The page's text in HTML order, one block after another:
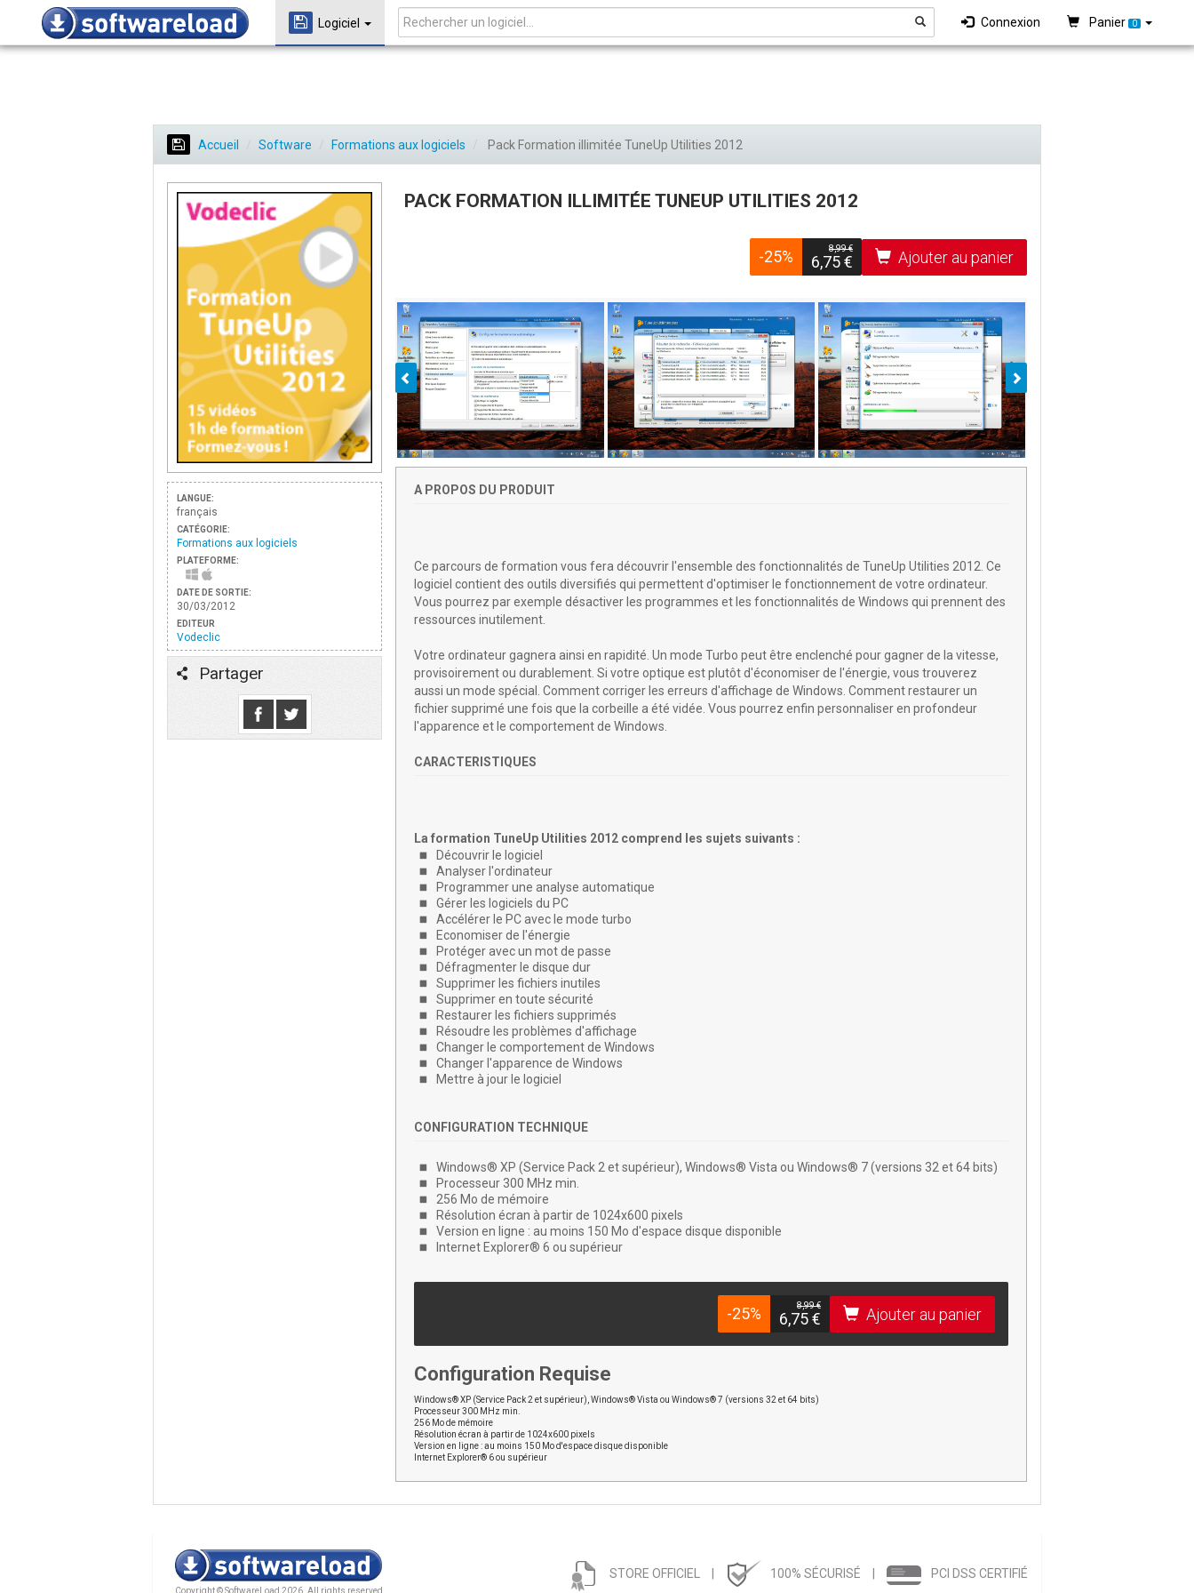
Logiciel Connexion Panier 0
Accueil Software Formations aux logiciels Pack Formation illimitée TuneUp Utilities 2012
PACK FORMATION ILLIMITÉE TUNEUP UTILITIES 2012
-25% 8,99 €
6,75 € Ajouter au panier
Préc.
A PROPOS DU PRODUIT
Ce parcours de formation vous fera découvrir l'ensemble des fonctionnalités de TuneUp Utilities 2012. Ce
logiciel contient des outils diversifiés qui permettent d'optimiser le fonctionnement de votre ordinateur.
Vous pourrez par exemple désactiver les programmes et les fonctionnalités de Windows qui prennent des
ressources inutilement.
Votre ordinateur gagnera ainsi en rapidité. Un mode Turbo peut être enclenché pour gagner de la vitesse,
provisoirement ou durablement. Si votre optique est plutôt d'économiser de l'énergie, vous trouverez
aussi un mode spécial. Comment corriger les erreurs d'affichage de Windows. Comment restaurer un
fichier supprimé une fois que la corbeille a été vidée. Vous pourrez enfin personnaliser en profondeur
l'apparence et le comportement de Windows.
CARACTERISTIQUES
La formation TuneUp Utilities 2012 comprend les sujets suivants :
Découvrir le logiciel
Analyser l'ordinateur
Programmer une analyse automatique
Gérer les logiciels du PC
Accélérer le PC avec le mode turbo
Economiser de l'énergie
Protéger avec un mot de passe
Défragmenter le disque dur
Supprimer les fichiers inutiles
Supprimer en toute sécurité
Restaurer les fichiers supprimés
Résoudre les problèmes d'affichage
Changer le comportement de Windows
Changer l'apparence de Windows
Mettre à jour le logiciel
CONFIGURATION TECHNIQUE
Windows® XP (Service Pack 2 et supérieur), Windows® Vista ou Windows® 7 (versions 32 et 64 bits)
Processeur 300 MHz min.
256 Mo de mémoire
Résolution écran à partir de 1024x600 pixels
Version en ligne : au moins 150 Mo d'espace disque disponible
Internet Explorer® 6 ou supérieur
-25% 8,99 €
6,75 € Ajouter au panier
Configuration Requise
Windows® XP (Service Pack 2 et supérieur), Windows® Vista ou Windows® 7 (versions 32 et 64 bits)
Processeur 300 MHz min.
256 Mo de mémoire
Résolution écran à partir de 1024x600 pixels
Version en ligne : au moins 150 Mo d'espace disque disponible
Internet Explorer® 6 ou supérieur
Partager
LANGUE:
français
CATÉGORIE:
Formations aux logiciels
PLATEFORME:
DATE DE SORTIE:
30/03/2012
EDITEUR
Vodeclic
Copyright © SoftwareLoad 2026. All rights reserved.
STORE OFFICIEL 100% SÉCURISÉ PCI DSS CERTIFIÉ